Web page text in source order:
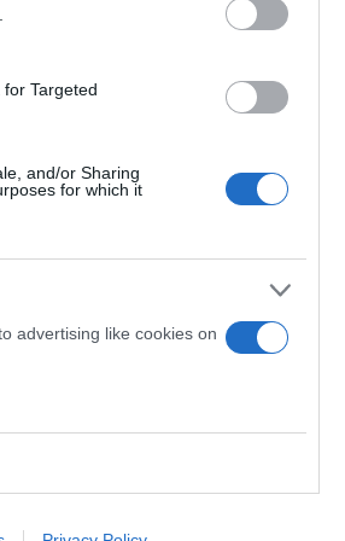
Targeted
and/or Sharing
for which it
advertising like cookies on
της Διονυσίου Αρεοπαγίτου.
θα προκαλέσει σοκ και δέος